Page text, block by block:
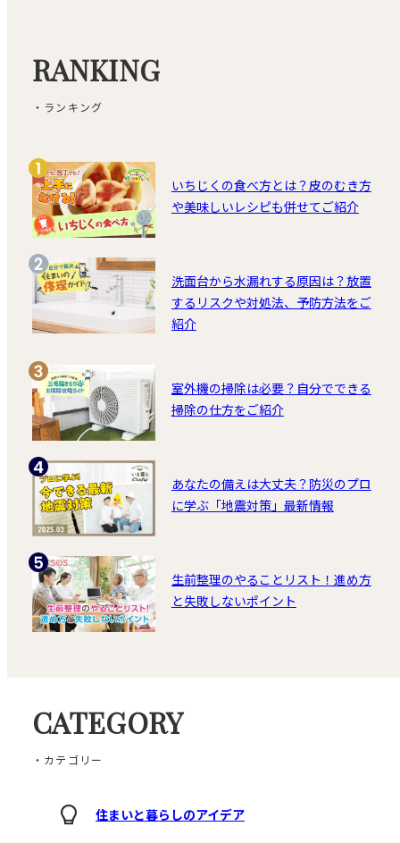
RANKING
・ランキング
いちじくの食べ方とは？皮のむき方
や美味しいレシピも併せてご紹介
洗面台から水漏れする原因は？放置
するリスクや対処法、予防方法をご
紹介
室外機の掃除は必要？自分でできる
掃除の仕方をご紹介
あなたの備えは大丈夫？防災のプロ
に学ぶ「地震対策」最新情報
生前整理のやることリスト！進め方
と失敗しないポイント
CATEGORY
・カテゴリー
住まいと暮らしのアイデア